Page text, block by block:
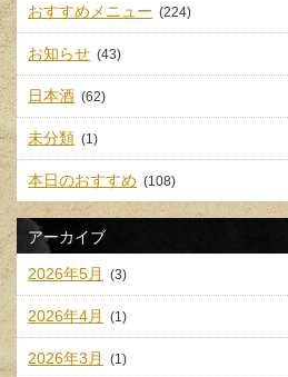
おすすめメニュー (224)
お知らせ (43)
日本酒 (62)
未分類 (1)
本日のおすすめ (108)
アーカイブ
2026年5月 (3)
2026年4月 (1)
2026年3月 (1)